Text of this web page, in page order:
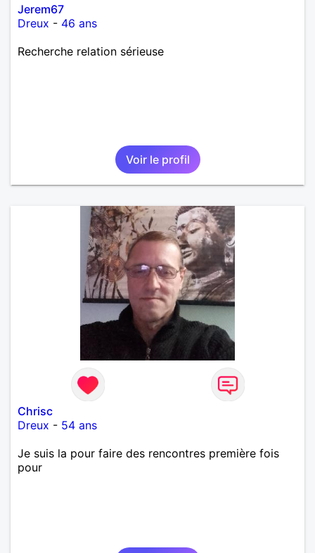
Jerem67
Dreux - 46 ans
Recherche relation sérieuse
Voir le profil
Chrisc
Dreux - 54 ans
Je suis la pour faire des rencontres première fois
pour